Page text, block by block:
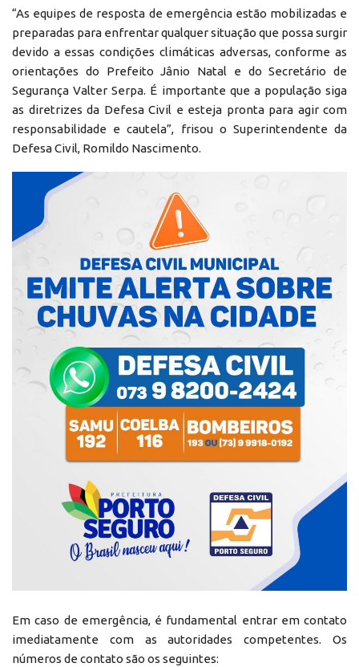
“As equipes de resposta de emergência estão mobilizadas e
preparadas para enfrentar qualquer situação que possa surgir
devido a essas condições climáticas adversas, conforme as
orientações do Prefeito Jânio Natal e do Secretário de
Segurança Valter Serpa. É importante que a população siga
as diretrizes da Defesa Civil e esteja pronta para agir com
responsabilidade e cautela”, frisou o Superintendente da
Defesa Civil, Romildo Nascimento.
Em caso de emergência, é fundamental entrar em contato
imediatamente com as autoridades competentes. Os
números de contato são os seguintes: